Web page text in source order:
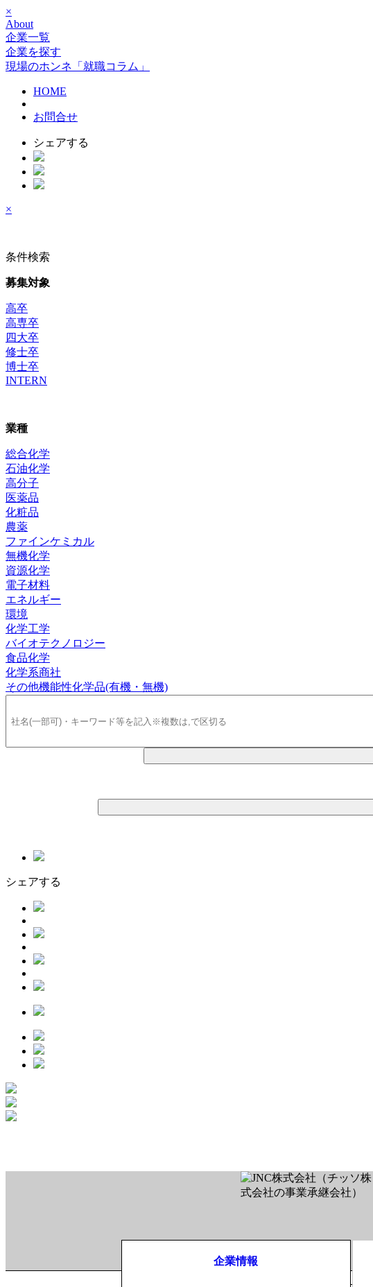
×
About
企業一覧
企業を探す
現場のホンネ「就職コラム」
HOME
お問合せ
シェアする
×
条件検索
募集対象
高卒
高専卒
四大卒
修士卒
博士卒
INTERN
業種
総合化学
石油化学
高分子
医薬品
化粧品
農薬
ファインケミカル
無機化学
資源化学
電子材料
エネルギー
環境
化学工学
バイオテクノロジー
食品化学
化学系商社
その他機能性化学品(有機・無機)
シェアする
企業情報